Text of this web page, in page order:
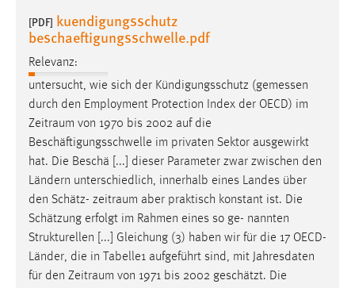
[PDF] kuendigungsschutz
beschaeftigungsschwelle.pdf
Relevanz:
untersucht, wie sich der Kündigungsschutz (gemessen
durch den Employment Protection Index der OECD) im
Zeitraum von 1970 bis 2002 auf die
Beschäftigungsschwelle im privaten Sektor ausgewirkt
hat. Die Beschä [...] dieser Parameter zwar zwischen den
Ländern unterschiedlich, innerhalb eines Landes über
den Schätz- zeitraum aber praktisch konstant ist. Die
Schätzung erfolgt im Rahmen eines so ge- nannten
Strukturellen [...] Gleichung (3) haben wir für die 17 OECD-
Länder, die in Tabelle1 aufgeführt sind, mit Jahresdaten
für den Zeitraum von 1971 bis 2002 geschätzt. Die